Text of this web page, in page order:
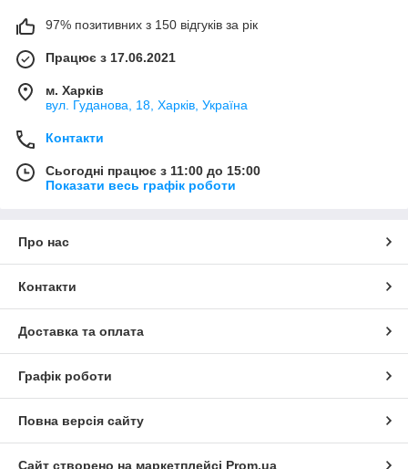
97% позитивних з 150 відгуків за рік
Працює з 17.06.2021
м. Харків
вул. Гуданова, 18, Харків, Україна
Контакти
Сьогодні працює з 11:00 до 15:00
Показати весь графік роботи
Про нас
Контакти
Доставка та оплата
Графік роботи
Повна версія сайту
Сайт створено на маркетплейсі Prom.ua